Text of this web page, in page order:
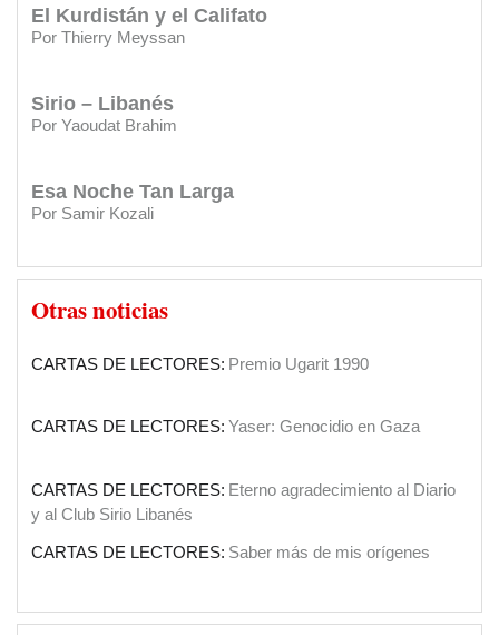
El Kurdistán y el Califato
Por Thierry Meyssan
Sirio – Libanés
Por Yaoudat Brahim
Esa Noche Tan Larga
Por Samir Kozali
El Papa en Tierra Santa
Por Yaoudat Brahim
Una voz en el desierto?
El caos que buscaba la invasión a Irak de
Otras noticias
y al Club Sirio Libanés
CARTAS DE LECTORES:
CARTAS DE LECTORES:
gestión
SOCIEDAD: El Diario Sirio Libanés cumple 90 años
CARTAS DE LECTORES: Premio Ugarit 1990
CARTAS DE LECTORES: Yaser: Genocidio en Gaza
CARTAS DE LECTORES: Eterno agradecimiento al Diario
y al Club Sirio Libanés
CARTAS DE LECTORES: Saber más de mis orígenes
CARTAS DE LECTORES:Agradecimiento por apoyos a su